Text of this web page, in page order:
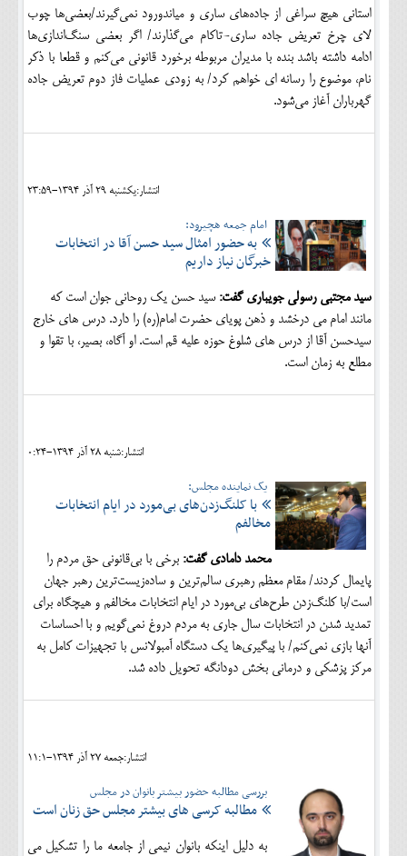
استانی هیچ سراغی از جاده‌های ساری و میاندورود نمی‌گیرند/بعضی‌ها چوب
لای چرخ تعریض جاده ساری-تاکام می‌گذارند/ اگر بعضی سنگ‌اندازی‌ها
ادامه داشته باشد بنده با مدیران مربوطه برخورد قانونی می‌کنم و قطعا با ذکر
نام، موضوع را رسانه ای خواهم کرد/ به زودی عملیات فاز دوم تعریض جاده
گهرباران آغاز می‌شود.
انتشار:يکشنبه 29 آذر 1394-23:59
امام جمعه هچیرود:
به حضور امثال سید حسن آقا در انتخابات
خبرگان نیاز داریم
سید مجتبی رسولی جویباری گفت: سید حسن یک روحانی جوان است که
مانند امام می درخشد و ذهن پویای حضرت امام(ره) را دارد. درس های خارج
سیدحسن آقا از درس های شلوغ حوزه علیه قم است. او آگاه، بصیر، با تقوا و
مطلع به زمان است.
انتشار:شنبه 28 آذر 1394-0:24
یک نماینده مجلس:
با کلنگ‌زدن‌های بی‌مورد در ایام انتخابات
مخالفم
محمد دامادی گفت: برخی‌ با بی‌قانونی حق مردم را
پایمال کردند/ مقام معظم رهبری سالم‌ترین و ساده‌زیست‌ترین رهبر جهان
است/با کلنگ‌زدن طرح‌های بی‌مورد در ایام انتخابات مخالفم و هیچگاه برای
تمدید شدن در انتخابات سال جاری به مردم دروغ نمی‌گویم و با احساسات
آنها بازی نمی‌کنم/ با پیگیری‌ها یک دستگاه آمبولانس با تجهیزات کامل به
مرکز پزشکی و درمانی بخش دودانگه تحویل داده شد.
انتشار:جمعه 27 آذر 1394-11:1
بررسی مطالبه حضور بیشتر بانوان در مجلس
مطالبه کرسی های بیشتر مجلس حق زنان است
به دلیل اینکه بانوان نیمی از جامعه ما را تشکیل می